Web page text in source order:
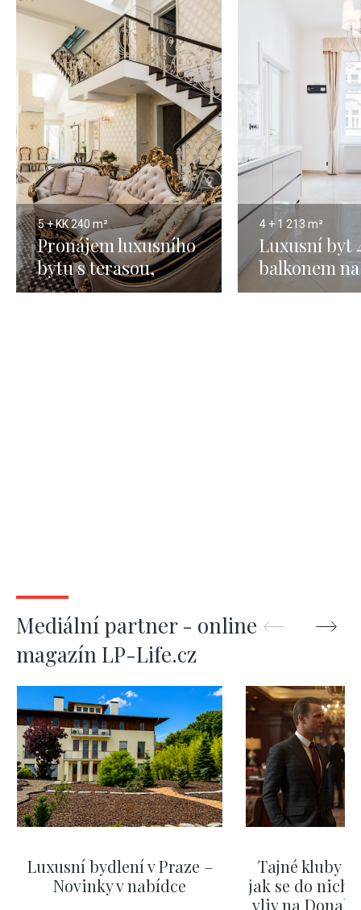
5 + KK240 m²
Pronájem luxusního
bytu s terasou,
Praha 1 - Pařížská -
4 + 1 213 m²
Luxusní byt
balkonem na
pronájem,
Mediální partner - online
magazín LP-Life.cz
Luxusní bydlení v Praze –
Novinky v nabídce
Tajné kluby
jak se do nich
vliv na